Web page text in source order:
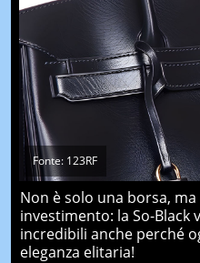
Fonte: 123RF
Non è solo una borsa,
investimento: la So-Black
incredibili anche perché
eleganza elitaria!